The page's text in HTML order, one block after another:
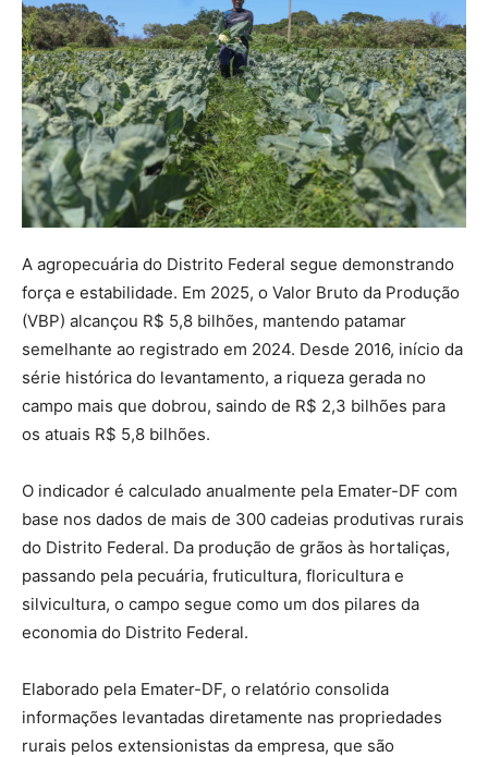
A agropecuária do Distrito Federal segue demonstrando
força e estabilidade. Em 2025, o Valor Bruto da Produção
(VBP) alcançou R$ 5,8 bilhões, mantendo patamar
semelhante ao registrado em 2024. Desde 2016, início da
série histórica do levantamento, a riqueza gerada no
campo mais que dobrou, saindo de R$ 2,3 bilhões para
os atuais R$ 5,8 bilhões.
O indicador é calculado anualmente pela Emater-DF com
base nos dados de mais de 300 cadeias produtivas rurais
do Distrito Federal. Da produção de grãos às hortaliças,
passando pela pecuária, fruticultura, floricultura e
silvicultura, o campo segue como um dos pilares da
economia do Distrito Federal.
Elaborado pela Emater-DF, o relatório consolida
informações levantadas diretamente nas propriedades
rurais pelos extensionistas da empresa, que são